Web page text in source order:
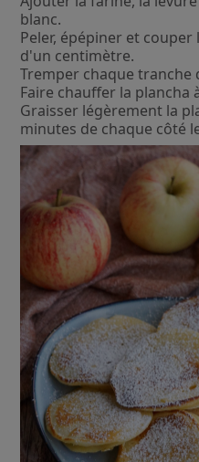
blanc.
Peler, épépiner et
d'un centimètre.
Tremper chaque tranche
Faire chauffer la plancha
Graisser légèrement la
minutes de chaque côté